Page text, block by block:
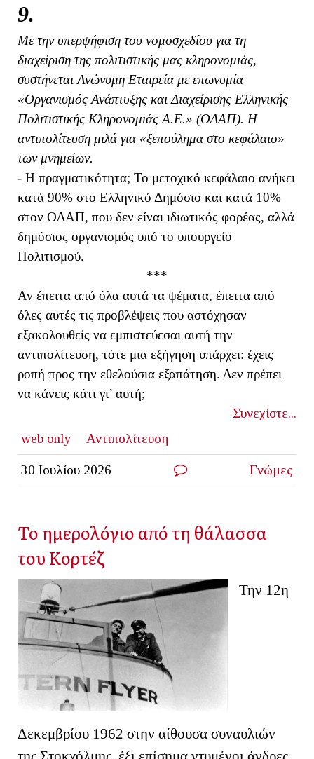
9.
Με την υπερψήφιση του νομοσχεδίου για τη
διαχείριση της πολιτιστικής μας κληρονομιάς,
συστήνεται Ανώνυμη Εταιρεία με επωνυμία
«Οργανισμός Ανάπτυξης και Διαχείρισης Ελληνικής
Πολιτιστικής Κληρονομιάς Α.Ε.» (ΟΔΑΠ). Η
αντιπολίτευση μιλά για «ξεπούλημα στο κεφάλαιο»
των μνημείων.
- Η πραγματικότητα; Το μετοχικό κεφάλαιο ανήκει
κατά 90% στο Ελληνικό Δημόσιο και κατά 10%
στον ΟΔΑΠ, που δεν είναι ιδιωτικός φορέας, αλλά
δημόσιος οργανισμός υπό το υπουργείο
Πολιτισμού.
***
Αν έπειτα από όλα αυτά τα ψέματα, έπειτα από
όλες αυτές τις προβλέψεις που αστόχησαν
εξακολουθείς να εμπιστεύεσαι αυτή την
αντιπολίτευση, τότε μια εξήγηση υπάρχει: έχεις
ροπή προς την εθελούσια εξαπάτηση. Δεν πρέπει
να κάνεις κάτι γι’ αυτή;
Συνεχίστε...
web only
Αντιπολίτευση
30 Ιουλίου 2026 Γνώμες
Το ημερολόγιο από τη θάλασσα
του Κορτέζ
Την 12η
Δεκεμβρίου 1962 στην αίθουσα συναυλιών